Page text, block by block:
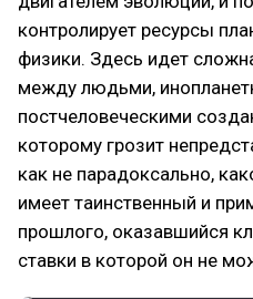
контролирует ресурсы
физики. Здесь идет
между людьми,
постчеловеческими
которому грозит
как не парадоксально,
имеет таинственный и
прошлого, оказавшийся
ставки в которой он не